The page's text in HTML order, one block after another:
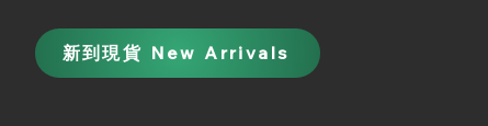
新到現貨 New Arrivals